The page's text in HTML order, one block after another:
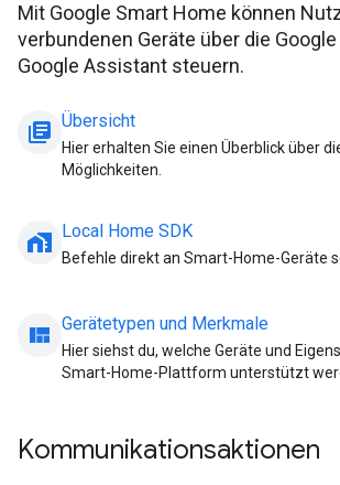
Mit Google Smart Home können
verbundenen Geräte über die
Google Assistant steuern.
library_books Übersicht
Hier erhalten Sie einen Überblick über
Möglichkeiten.
home_work Local Home SDK
Befehle direkt an Smart-Home-Geräte
view_quilt Gerätetypen und Merkmale
Hier siehst du, welche Geräte und
Smart-Home-Plattform unterstützt
Kommunikationsaktionen